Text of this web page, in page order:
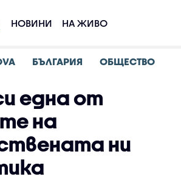
НОВИНИ НА ЖИВО
БЪЛГАРИЯ ОБЩЕСТВО
една от
на
ни